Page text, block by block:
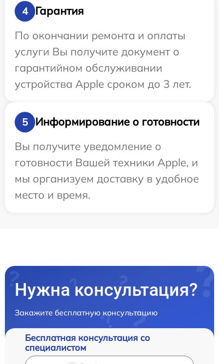
4
Гарантия
По окончании ремонта и оплаты
услуги Вы получите документ о
гарантийном обслуживании
устройства Apple сроком до 3 лет.
5
Информирование о готовности
Вы получите уведомление о
готовности Вашей техники Apple, и
мы организуем доставку в удобное
место и время.
Нужна консультация?
Закажите бесплатную консультацию
Бесплатная консультация со
специалистом